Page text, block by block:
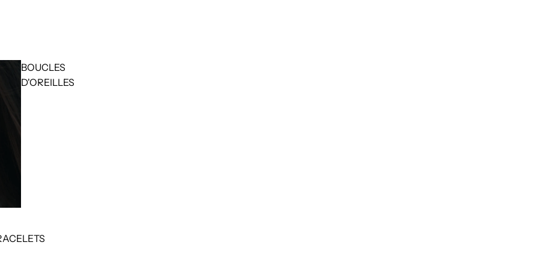
BOUCLES
D'OREILLES